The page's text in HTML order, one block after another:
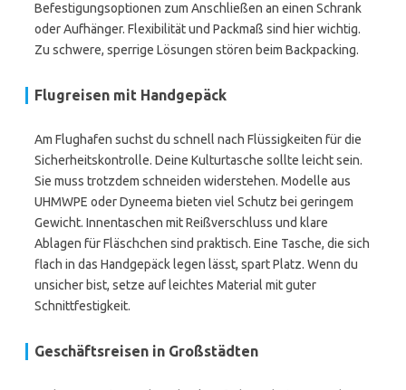
Befestigungsoptionen zum Anschließen an einen Schrank
oder Aufhänger. Flexibilität und Packmaß sind hier wichtig.
Zu schwere, sperrige Lösungen stören beim Backpacking.
Flugreisen mit Handgepäck
Am Flughafen suchst du schnell nach Flüssigkeiten für die
Sicherheitskontrolle. Deine Kulturtasche sollte leicht sein.
Sie muss trotzdem schneiden widerstehen. Modelle aus
UHMWPE oder Dyneema bieten viel Schutz bei geringem
Gewicht. Innentaschen mit Reißverschluss und klare
Ablagen für Fläschchen sind praktisch. Eine Tasche, die sich
flach in das Handgepäck legen lässt, spart Platz. Wenn du
unsicher bist, setze auf leichtes Material mit guter
Schnittfestigkeit.
Geschäftsreisen in Großstädten